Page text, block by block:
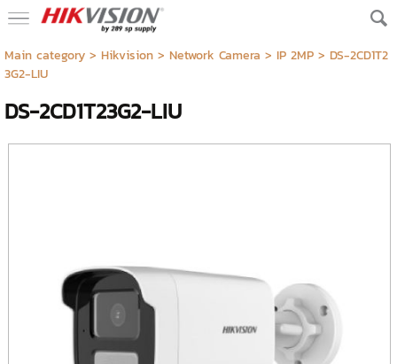
Main category> Hikvision> Network Camera > IP 2MP> DS-2CD1T2
3G2-LIU
DS-2CD1T23G2-LIU